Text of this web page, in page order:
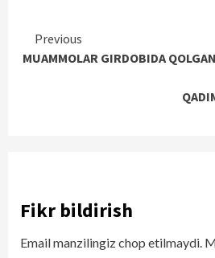
Continue
Reading
Previous
MUAMMOLAR GIRDOBIDA
Fikr bildirish
Email manzilingiz chop etilmaydi.